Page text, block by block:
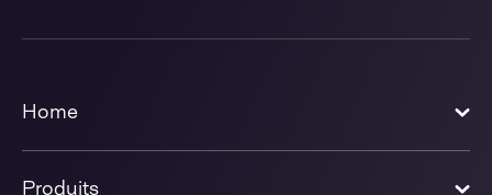
Home
Produits